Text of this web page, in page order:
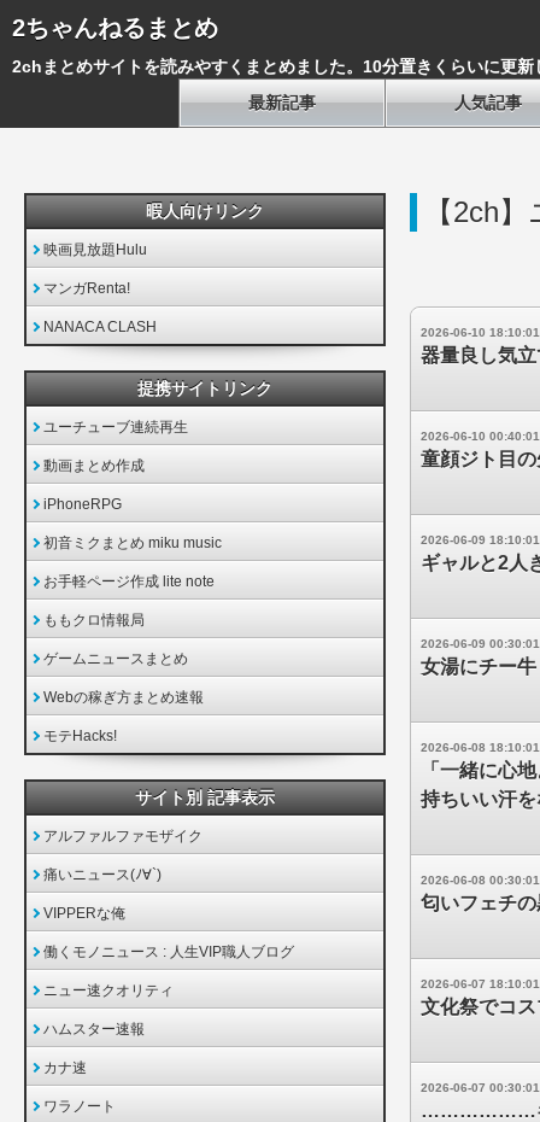
2ちゃんねるまとめ
2chまとめサイトを読みやすくまとめました。10分置きくらいに更新
最新記事
人気記事
【2ch
2026-06-10 18:10:01
器量良し気
2026-06-10 00:40:01
童顔ジト目
2026-06-09 18:10:01
ギャルと2人
2026-06-09 00:30:01
女湯にチー
2026-06-08 18:10:01
「一緒に心
持ちいい汗
2026-06-08 00:30:01
匂いフェチ
2026-06-07 18:10:01
文化祭でコ
2026-06-07 00:30:01
………………ギ
暇人向けリンク
映画見放題Hulu
マンガRenta!
NANACA CLASH
提携サイトリンク
ユーチューブ連続再生
動画まとめ作成
iPhoneRPG
初音ミクまとめ miku music
お手軽ページ作成 lite note
ももクロ情報局
ゲームニュースまとめ
Webの稼ぎ方まとめ速報
モテHacks!
サイト別 記事表示
アルファルファモザイク
痛いニュース(ﾉ∀`)
VIPPERな俺
働くモノニュース : 人生VIP職人ブログ
ニュー速クオリティ
ハムスター速報
カナ速
ワラノート